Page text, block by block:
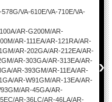
578G/VA-610E/VA-710E/VA-
AR-G200M/AR-
AR-111EA/AR-121RA/AR-
AR-202GA/AR-212EA/AR-
AR-303GA/AR-313EA/AR-
AR-393GM/AR-11EA/AR-
AR-W91GM/AR-13EA/AR-
AR-45GA/AR-
AR-36LC/AR-46LA/AR-